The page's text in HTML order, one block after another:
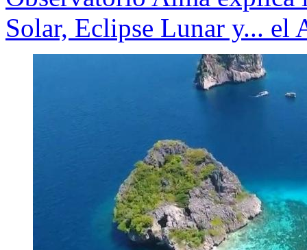
Solar, Eclipse Lunar y... el